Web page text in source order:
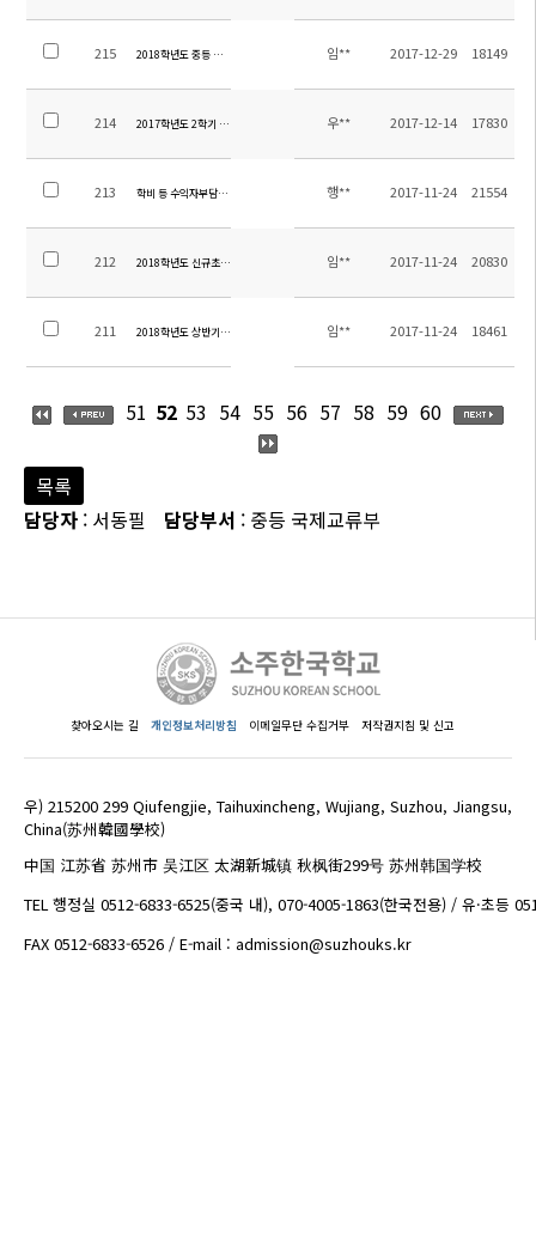
215 2018학년도 중등 교과서목록 임** 2017-12-29 18149
214 2017학년도 2학기 중등 현장체험학습 만족도 조사 실시 결과 및 경비 정산 내역
우** 2017-12-14 17830
213 학비 등 수익자부담경비 납부 관련 안내 행** 2017-11-24 21554
212 2018학년도 신규초빙교원 추가선발 공고 임** 2017-11-24 20830
211 2018학년도 상반기 교원채용 결과 임** 2017-11-24 18461
51 52 53 54 55 56 57 58 59 60
목록
담당자 : 서동필 담당부서 : 중등 국제교류부
찾아오시는 길 개인정보처리방침 이메일무단 수집거부 저작권지침 및 신고
우) 215200 299 Qiufengjie, Taihuxincheng, Wujiang, Suzhou, Jiangsu,
China(苏州韓國學校)
中国 江苏省 苏州市 吴江区 太湖新城镇 秋枫街299号 苏州韩国学校
TEL 행정실 0512-6833-6525(중국 내), 070-4005-1863(한국전용) / 유·초등
FAX 0512-6833-6526 / E-mail : admission@suzhouks.kr